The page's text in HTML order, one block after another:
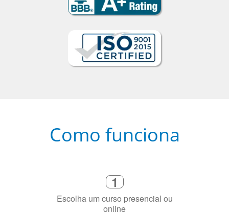
Como funciona
1
Escolha um curso presencial ou
online